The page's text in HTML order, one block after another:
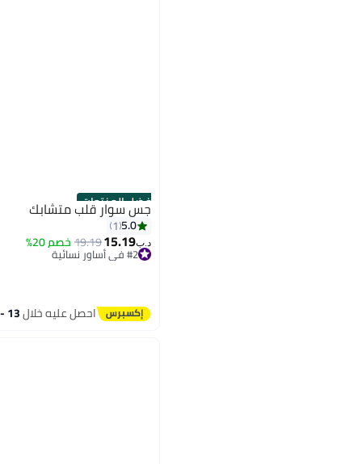
أفضل المنتجات
جس سوار قلب متشابك
5.0
1
د.ب‏15.19
19.19خصم 20% #2 في أساور نسائية
تم بيع +20 مؤخرًا
احصل عليه خلال13 - 14 اغسطس